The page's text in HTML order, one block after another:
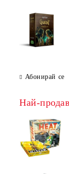
Абонирай се
Най-